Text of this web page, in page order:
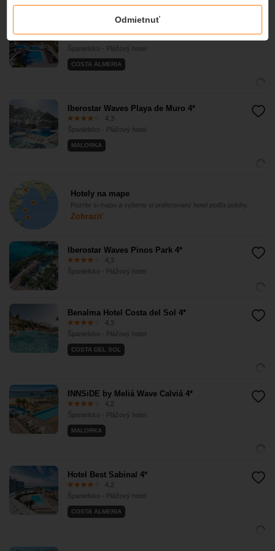
Španielsko - Plážový hotel
COSTA ALMERIA
Iberostar Waves Playa de Muro 4*
4,3
Španielsko - Plážový hotel
MALORKA
Hotely na mape
Pozrite si mapu a vyberte si preferovaný hotel podľa polohy.
Zobraziť
Iberostar Waves Pinos Park 4*
4,3
Španielsko - Plážový hotel
Benalma Hotel Costa del Sol 4*
4,3
Španielsko - Plážový hotel
COSTA DEL SOL
INNSiDE by Meliá Wave Calviá 4*
4,2
Španielsko - Plážový hotel
MALORKA
Hotel Best Sabinal 4*
4,2
Španielsko - Plážový hotel
COSTA ALMERIA
Odmietnuť